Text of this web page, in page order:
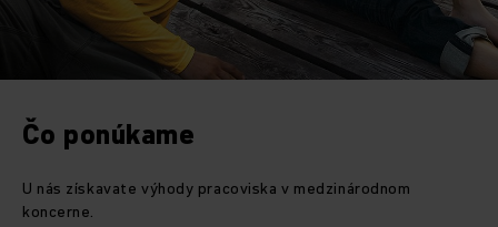
Čo ponúkame
U nás získavate výhody pracoviska v medzinárodnom
koncerne.